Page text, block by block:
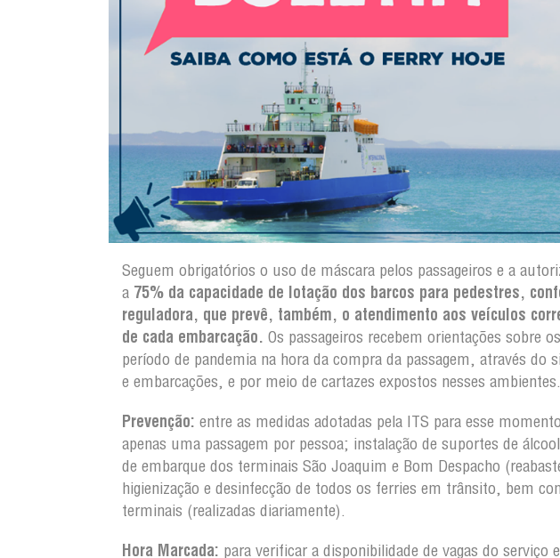
Seguem obrigatórios o uso de máscara pelos passageiros e a
a 75% da capacidade de lotação dos barcos para pedestres,
reguladora, que prevê, também, o atendimento aos veículos
de cada embarcação. Os passageiros recebem orientações sobre
período de pandemia na hora da compra da passagem, através do
e embarcações, e por meio de cartazes expostos nesses ambientes.
Prevenção: entre as medidas adotadas pela ITS para esse
apenas uma passagem por pessoa; instalação de suportes de
de embarque dos terminais São Joaquim e Bom Despacho
higienização e desinfecção de todos os ferries em trânsito, bem
terminais (realizadas diariamente).
Hora Marcada: para verificar a disponibilidade de vagas do serviço